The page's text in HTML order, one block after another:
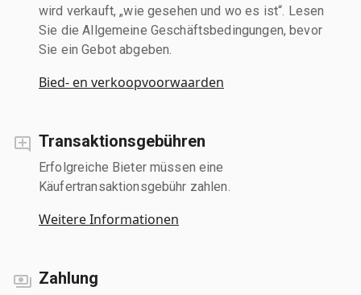
wird verkauft, „wie gesehen und wo es ist“. Lesen
Sie die Allgemeine Geschäftsbedingungen, bevor
Sie ein Gebot abgeben.
Bied- en verkoopvoorwaarden
Transaktionsgebühren
Erfolgreiche Bieter müssen eine
Käufertransaktionsgebühr zahlen.
Weitere Informationen
Zahlung